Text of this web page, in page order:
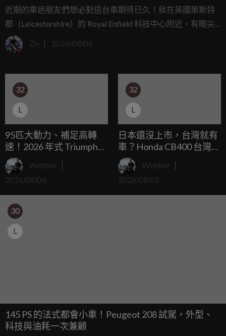
近期的車迷朋友們想必對這台車期待已久！就在英國萊斯特
郡（Leicestershire）的 Royal Enfield 科技中心附近，有眼尖
的海外攝影師捕捉到了幾乎已經是量產最終版本的
Himalayan 750 測試車。這款從先前的偽裝車與原型車階段就
在近期的訪談中親口證實了這台 750cc 雙缸新車的存在，並
預告準備在今年底的義大利米蘭 EICMA 車展上大放異彩！
Ziv 2026/08/06
32
L
95匹大動力、補足高轉
速！2026 年式 Triumph
Trident 660/Tiger Sport
660 兩車均一價 39.9 萬台
灣發表
Webber
2026/08/06
32
L
日本還沒上市，台灣就有
車？Honda CB400 台灣送
測 日規 58 PS 恐遭動力限
制
Webber
2026/08/05
30
L
145 PS 的法式都會小車！Peugeot 208 試駕，外型、
科技與油耗一次兼顧